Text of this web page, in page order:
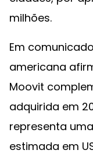
milhões.
Em
americana
Moovit
adquirida em
representa
estimada em